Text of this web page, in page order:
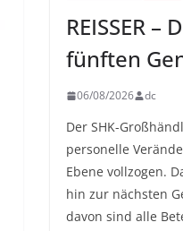
REISSER
fünften
06/08/2026 dc
Der SHK-
personelle
Ebene vollzogen.
hin zur nächsten
davon sind alle